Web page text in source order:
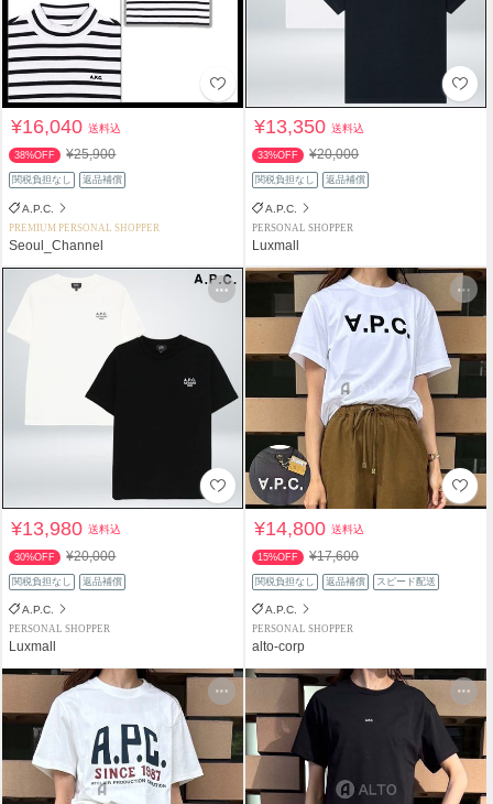
¥16,040送料込
38%OFF ¥25,900
関税負担なし 返品補償
A.P.C.
PREMIUM PERSONAL SHOPPER
Seoul_Channel
¥13,350送料込
33%OFF ¥20,000
関税負担なし 返品補償
A.P.C.
PERSONAL SHOPPER
Luxmall
¥13,980送料込
30%OFF ¥20,000
関税負担なし 返品補償
A.P.C.
PERSONAL SHOPPER
Luxmall
¥14,800送料込
15%OFF ¥17,600
関税負担なし 返品補償 スピード配送
A.P.C.
PERSONAL SHOPPER
alto-corp